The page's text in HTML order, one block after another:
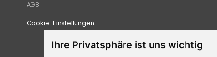
Ihre Privatsphäre ist uns wichtig
AGB
Cookie-Einstellungen